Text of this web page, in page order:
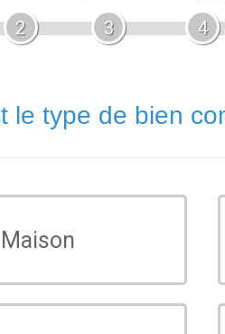
2 3 4
le type de bien
Maison